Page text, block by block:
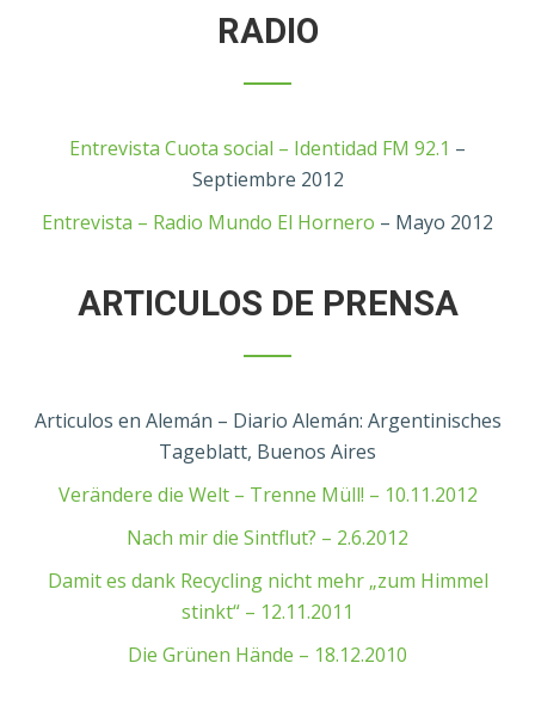
RADIO
Entrevista Cuota social – Identidad FM 92.1 –
Septiembre 2012
Entrevista – Radio Mundo El Hornero – Mayo 2012
ARTICULOS DE PRENSA
Articulos en Alemán – Diario Alemán: Argentinisches
Tageblatt, Buenos Aires
Verändere die Welt – Trenne Müll! – 10.11.2012
Nach mir die Sintflut? – 2.6.2012
Damit es dank Recycling nicht mehr „zum Himmel
stinkt“ – 12.11.2011
Die Grünen Hände – 18.12.2010